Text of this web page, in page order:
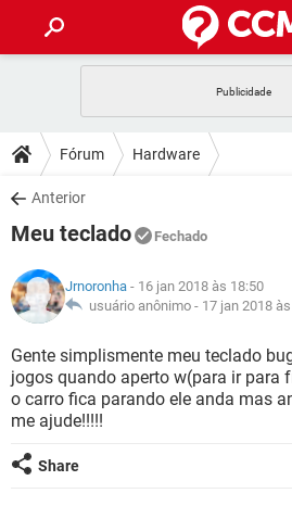
CELULAR
OUTLOOK
INSTAGRAM
GUIA DE COMPRAS
DICAS
JOGOS
INSTAGRAM GMAIL
GUIA DE COMPRAS
DOWNLOADS
JOGOS
CELULAR
OUTLOOK
INSTAGRAM GMAIL
GUIA DE COMPRAS
JOGOS
CELULAR
OUTLOOK
INSTAGRAM
GLOSSÁRIO
CELULAR
OUTLOOK
INSTAGRAM
Fórum Hardware
Anterior
Meu teclado Fechado
Jrnoronha - 16 jan 2018 às 18:50
usuário anônimo - 17 jan 2018
Gente simplismente meu teclado
jogos quando aperto w(para ir para
o carro fica parando ele anda mas
me ajude!!!!!
Share